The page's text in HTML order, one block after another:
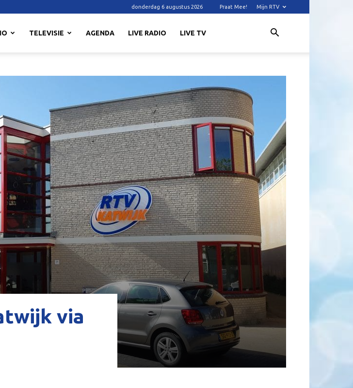
donderdag 6 augustus 2026 Praat Mee! Mijn RTV
TELEVISIE AGENDA LIVE RADIO LIVE TV
via